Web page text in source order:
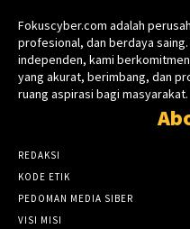
Fokuscyber.com adalah
profesional, dan berdaya
independen, kami
yang akurat, berimbang, dan
ruang aspirasi bagi masyarakat.
REDAKSI
KODE ETIK
PEDOMAN MEDIA SIBER
VISI MISI